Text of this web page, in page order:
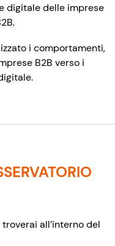
digitale delle imprese
i comportamenti,
B2B verso i
all’interno del